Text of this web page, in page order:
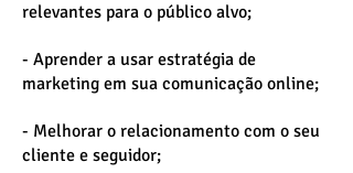
relevantes para o público alvo;
- Aprender a usar estratégia de
marketing em sua comunicação online;
- Melhorar o relacionamento com o seu
cliente e seguidor;